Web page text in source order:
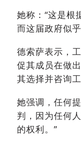
她称：“这是根
而这届政府似
德索萨表示，
促其成员在做
其选择并咨询工
她强调，任何
判，因为任何
的权利。”